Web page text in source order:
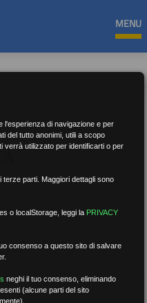
MENU
l'esperienza di navigazione e per
del tutto anonimi, utili a scopo
verrà utilizzato per identificarti o per
parti. Maggiori dettagli sono
o localStorage, leggi la PRIVACY
consenso a questo sito di salvare
neghi il tuo consenso, eliminando
(alcune parti del sito